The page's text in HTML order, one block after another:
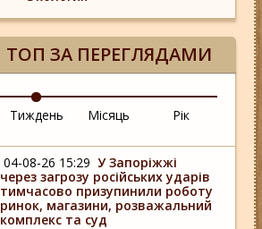
ТОП ЗА ПЕРЕГЛЯДАМИ
Тиждень Місяць Рік
04-08-26 15:29 У Запоріжжі
через загрозу російських ударів
тимчасово призупинили роботу
ринок, магазини, розважальний
комплекс та суд